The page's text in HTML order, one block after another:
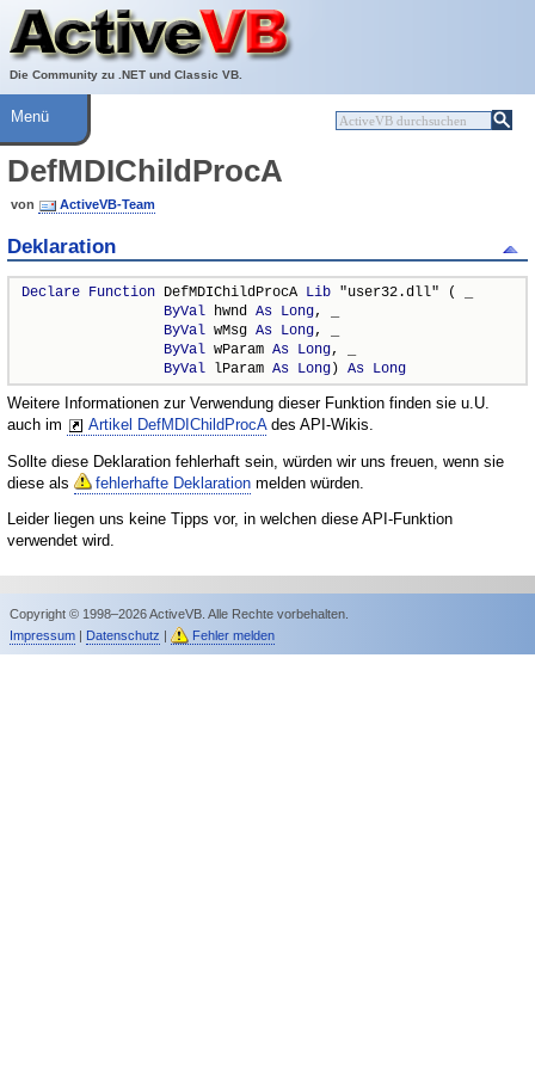
Die Community zu .NET und Classic VB.
Über ActiveVB
Hilfe
Menü
DefMDIChildProcA
von ActiveVB-Team
Deklaration
Declare Function DefMDIChildProcA Lib "user32.dll" ( _
ByVal hwnd As Long, _
ByVal wMsg As Long, _
ByVal wParam As Long, _
ByVal lParam As Long) As Long
Weitere Informationen zur Verwendung dieser Funktion finden sie u.U.
auch im
Artikel DefMDIChildProcAdes API-Wikis.
Sollte diese Deklaration fehlerhaft sein, würden wir uns freuen, wenn sie
diese als
fehlerhafte Deklaration melden würden.
Leider liegen uns keine Tipps vor, in welchen diese API-Funktion
verwendet wird.
Copyright © 1998–2026 ActiveVB. Alle Rechte vorbehalten.
Impressum| Datenschutz | Fehler melden